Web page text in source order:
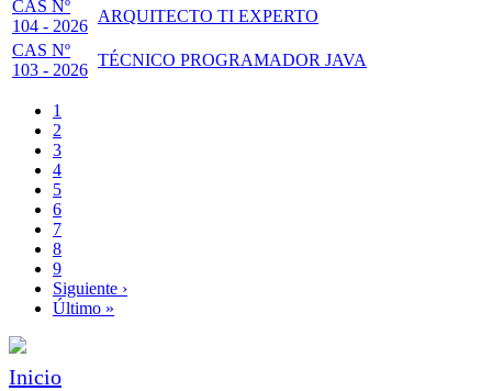
CAS Nº
104 - 2026
ARQUITECTO TI EXPERTO
CAS Nº
103 - 2026
TÉCNICO PROGRAMADOR JAVA
Paginación
Página
actual
1
Page
2
Page
3
Page
4
Page
5
Page
6
Page
7
Page
8
Page
9
Siguiente
página
Siguiente ›
Última
Último »
Inicio